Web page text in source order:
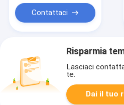
Contattaci
Risparmia
Lasciaci
te.
Dai il tuo